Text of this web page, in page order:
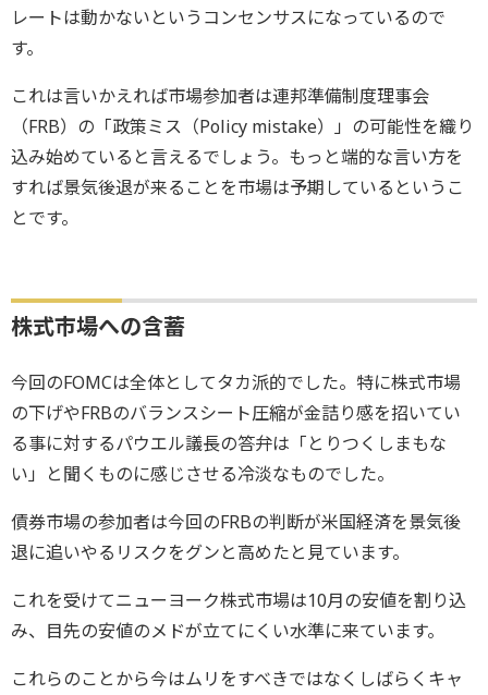
レートは動かないというコンセンサスになっているので
す。
これは言いかえれば市場参加者は連邦準備制度理事会
（FRB）の「政策ミス（Policy mistake）」の可能性を織り
込み始めていると言えるでしょう。もっと端的な言い方を
すれば景気後退が来ることを市場は予期しているというこ
とです。
株式市場への含蓄
今回のFOMCは全体としてタカ派的でした。特に株式市場
の下げやFRBのバランスシート圧縮が金詰り感を招いてい
る事に対するパウエル議長の答弁は「とりつくしまもな
い」と聞くものに感じさせる冷淡なものでした。
債券市場の参加者は今回のFRBの判断が米国経済を景気後
退に追いやるリスクをグンと高めたと見ています。
これを受けてニューヨーク株式市場は10月の安値を割り込
み、目先の安値のメドが立てにくい水準に来ています。
これらのことから今はムリをすべきではなくしばらくキャ